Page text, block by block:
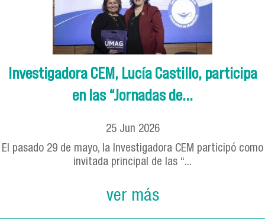
Investigadora CEM, Lucía Castillo, participa
en las “Jornadas de...
25 Jun 2026
El pasado 29 de mayo, la Investigadora CEM participó como
invitada principal de las “...
ver más